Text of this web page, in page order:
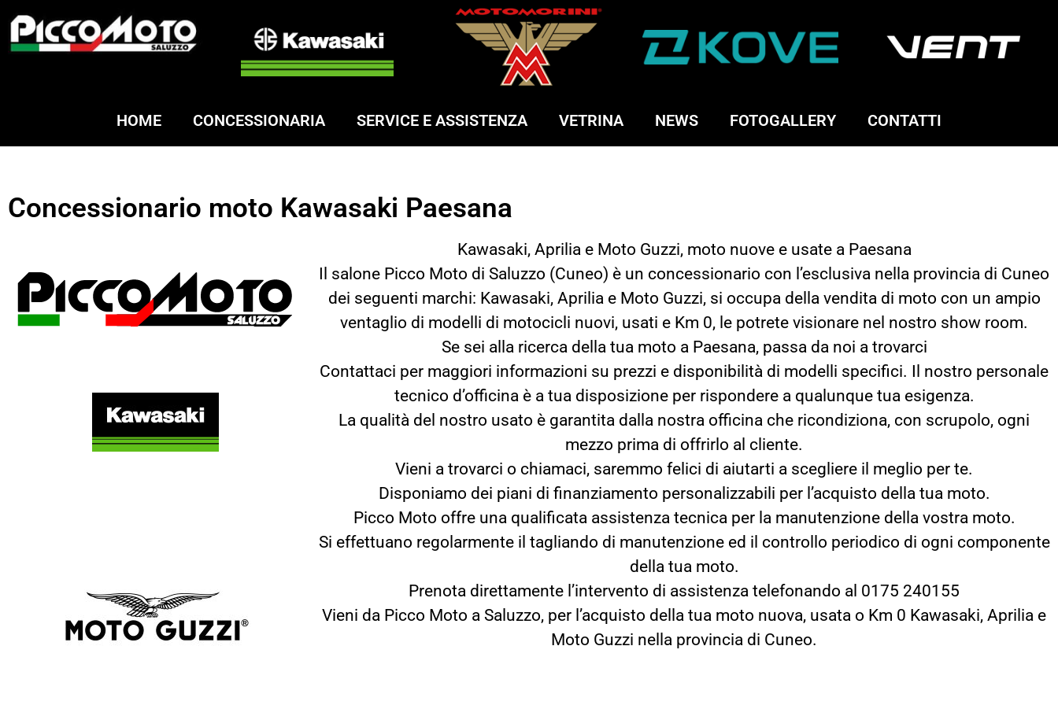
HOME CONCESSIONARIA SERVICE E ASSISTENZA VETRINA NEWS FOTOGALLERY CONTATTI
Concessionario moto Kawasaki Paesana
Kawasaki, Aprilia e Moto Guzzi, moto nuove e usate a Paesana
Il salone Picco Moto di Saluzzo (Cuneo) è un concessionario con l’esclusiva nella provincia di Cuneo
dei seguenti marchi: Kawasaki, Aprilia e Moto Guzzi, si occupa della vendita di moto con un ampio
ventaglio di modelli di motocicli nuovi, usati e Km 0, le potrete visionare nel nostro show room.
Se sei alla ricerca della tua moto a Paesana, passa da noi a trovarci
Contattaci per maggiori informazioni su prezzi e disponibilità di modelli specifici. Il nostro personale
tecnico d’officina è a tua disposizione per rispondere a qualunque tua esigenza.
La qualità del nostro usato è garantita dalla nostra officina che ricondiziona, con scrupolo, ogni
mezzo prima di offrirlo al cliente.
Vieni a trovarci o chiamaci, saremmo felici di aiutarti a scegliere il meglio per te.
Disponiamo dei piani di finanziamento personalizzabili per l’acquisto della tua moto.
Picco Moto offre una qualificata assistenza tecnica per la manutenzione della vostra moto.
Si effettuano regolarmente il tagliando di manutenzione ed il controllo periodico di ogni componente
della tua moto.
Prenota direttamente l’intervento di assistenza telefonando al 0175 240155
Vieni da Picco Moto a Saluzzo, per l’acquisto della tua moto nuova, usata o Km 0 Kawasaki, Aprilia e
Moto Guzzi nella provincia di Cuneo.